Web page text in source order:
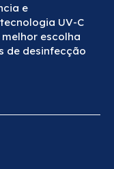
e
UV-C
escolha
de desinfecção